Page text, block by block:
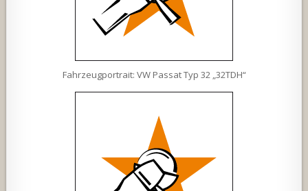
Fahrzeugportrait: VW Passat Typ 32 „32TDH“